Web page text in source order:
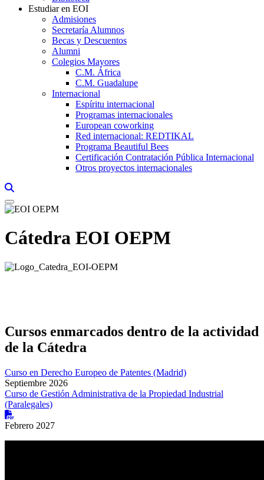
Estudiar en EOI
Admisiones
Secretaría Alumnos
Becas y Descuentos
Alumni
Colegios Mayores
C.M. África
C.M. Guadalupe
Internacional
Espíritu internacional
Programas internacionales
European coworking
Red internacional: REDTIKAL
Programa Beautiful Bees
Certificación Contratación Pública Internacional
Otros proyectos internacionales
Cátedra EOI OEPM
Cursos enmarcados dentro de la actividad
de la Cátedra
Curso en Derecho Europeo de Patentes (Madrid)
Septiembre 2026
Curso de Gestión Administrativa de la Propiedad Industrial
(Paralegales)
Febrero 2027